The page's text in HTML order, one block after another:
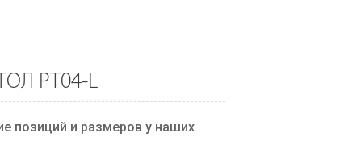
PT04-L
позиций и размеров у наших